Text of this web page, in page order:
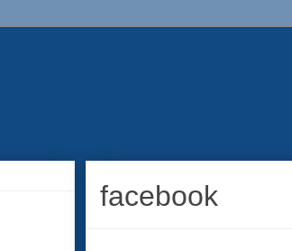
facebook